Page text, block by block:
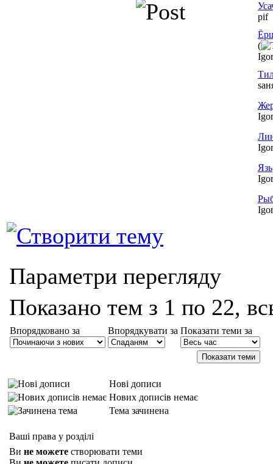
pif
(
Igor
Igor
Igor
Язь
Igor
Igor
Параметри перегляду
Показано тем з 1 по 22,
Впорядковано за Впорядкувати за Показати теми за
Нові дописи
Нових дописів немає
Тема зачинена
Ваші права у розділі
Ви не можете створювати теми